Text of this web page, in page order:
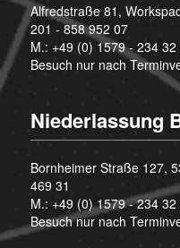
Alfredstraße 81,
201 - 858 952 07
M.: +49 (0) 1579 - 234 32
Besuch nur nach
Niederlassung
Bornheimer Straße 127,
469 31
M.: +49 (0) 1579 - 234 32
Besuch nur nach